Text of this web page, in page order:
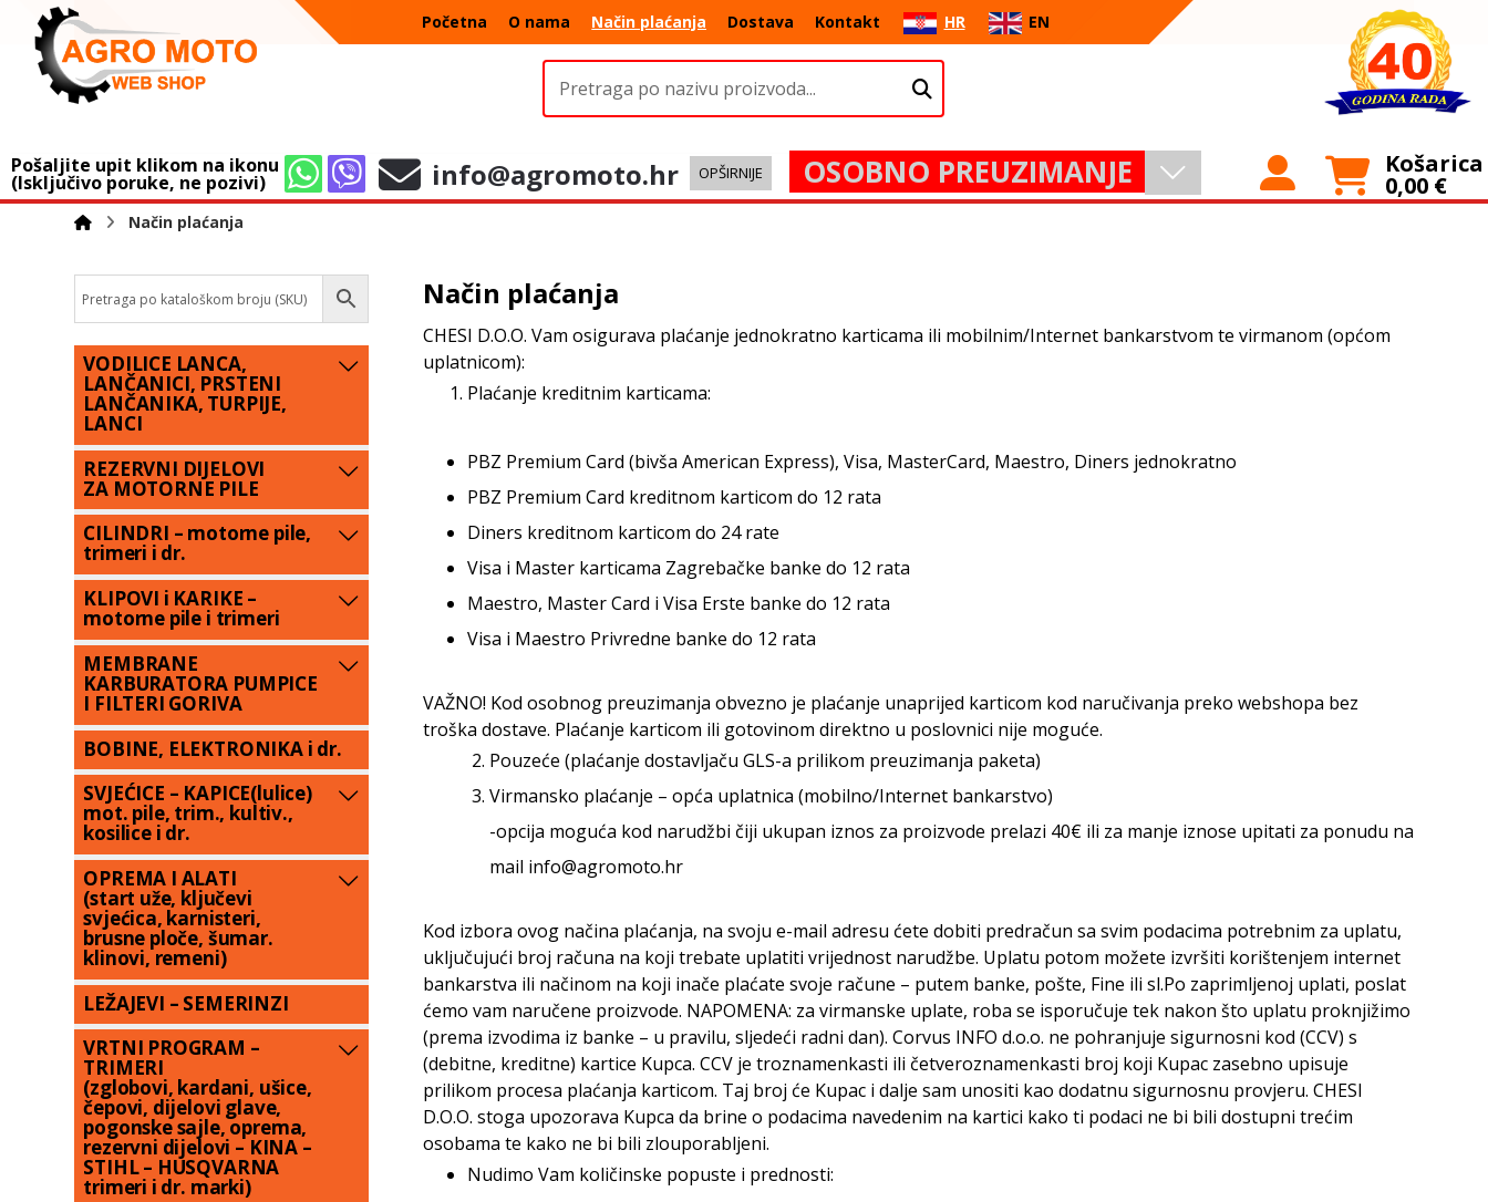
Početna O nama Način plaćanja Dostava Kontakt HR EN
Pošaljite upit klikom na ikonu
(Isključivo poruke, ne pozivi) info@agromoto.hr OPŠIRNIJE OSOBNO PREUZIMANJE Košarica
0,00 €
Način plaćanja
Način plaćanja
CHESI D.O.O. Vam osigurava plaćanje jednokratno karticama ili mobilnim/Internet bankarstvom te virmanom (općom
uplatnicom):
Plaćanje kreditnim karticama:
PBZ Premium Card (bivša American Express), Visa, MasterCard, Maestro, Diners jednokratno
PBZ Premium Card kreditnom karticom do 12 rata
Diners kreditnom karticom do 24 rate
Visa i Master karticama Zagrebačke banke do 12 rata
Maestro, Master Card i Visa Erste banke do 12 rata
Visa i Maestro Privredne banke do 12 rata
VAŽNO! Kod osobnog preuzimanja obvezno je plaćanje unaprijed karticom kod naručivanja preko webshopa bez
troška dostave. Plaćanje karticom ili gotovinom direktno u poslovnici nije moguće.
Pouzeće (plaćanje dostavljaču GLS-a prilikom preuzimanja paketa)
Virmansko plaćanje – opća uplatnica (mobilno/Internet bankarstvo)
-opcija moguća kod narudžbi čiji ukupan iznos za proizvode prelazi 40€ ili za manje iznose upitati za ponudu na
mail info@agromoto.hr
Kod izbora ovog načina plaćanja, na svoju e-mail adresu ćete dobiti predračun sa svim podacima potrebnim za uplatu,
uključujući broj računa na koji trebate uplatiti vrijednost narudžbe. Uplatu potom možete izvršiti korištenjem internet
bankarstva ili načinom na koji inače plaćate svoje račune – putem banke, pošte, Fine ili sl.Po zaprimljenoj uplati, poslat
ćemo vam naručene proizvode. NAPOMENA: za virmanske uplate, roba se isporučuje tek nakon što uplatu proknjižimo
(prema izvodima iz banke – u pravilu, sljedeći radni dan). Corvus INFO d.o.o. ne pohranjuje sigurnosni kod (CCV) s
(debitne, kreditne) kartice Kupca. CCV je troznamenkasti ili četveroznamenkasti broj koji Kupac zasebno upisuje
prilikom procesa plaćanja karticom. Taj broj će Kupac i dalje sam unositi kao dodatnu sigurnosnu provjeru. CHESI
D.O.O. stoga upozorava Kupca da brine o podacima navedenim na kartici kako ti podaci ne bi bili dostupni trećim
osobama te kako ne bi bili zlouporabljeni.
Nudimo Vam količinske popuste i prednosti:
VODILICE LANCA,
LANČANICI, PRSTENI
LANČANIKA, TURPIJE,
LANCI
REZERVNI DIJELOVI
ZA MOTORNE PILE
CILINDRI – motorne pile,
trimeri i dr.
KLIPOVI i KARIKE –
motorne pile i trimeri
MEMBRANE
KARBURATORA PUMPICE
I FILTERI GORIVA
BOBINE, ELEKTRONIKA i dr.
SVJEĆICE – KAPICE(lulice)
mot. pile, trim., kultiv.,
kosilice i dr.
OPREMA I ALATI
(start uže, ključevi
svjećica, karnisteri,
brusne ploče, šumar.
klinovi, remeni)
LEŽAJEVI – SEMERINZI
VRTNI PROGRAM –
TRIMERI
(zglobovi, kardani, ušice,
čepovi, dijelovi glave,
pogonske sajle, oprema,
rezervni dijelovi – KINA –
STIHL – HUSQVARNA
trimeri i dr. marki)